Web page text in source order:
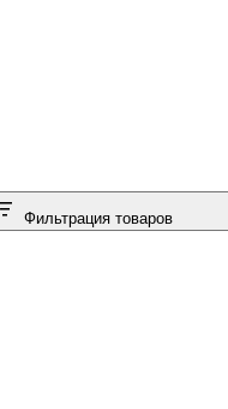
Фильтрация товаров